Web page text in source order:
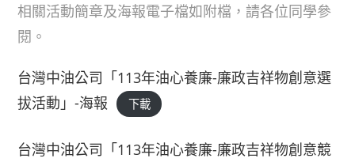
相關活動簡章及海報電子檔如附檔，請各位同學參
閱。
台灣中油公司「113年油心養廉-廉政吉祥物創意選
拔活動」-海報
下載
台灣中油公司「113年油心養廉-廉政吉祥物創意競